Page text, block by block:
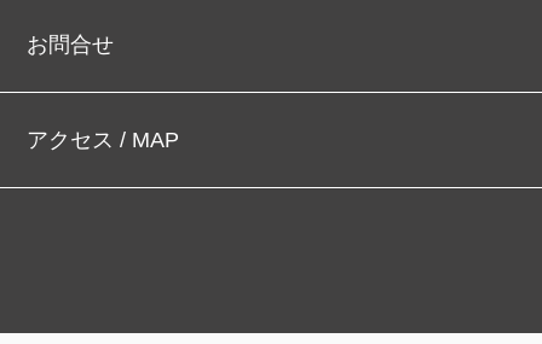
お問合せ
アクセス / MAP